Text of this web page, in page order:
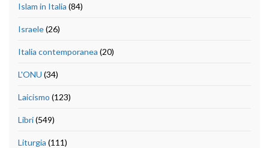
Islam in Italia (84)
Israele(26)
Italia contemporanea (20)
L'ONU (34)
Laicismo (123)
Libri(549)
Liturgia (111)